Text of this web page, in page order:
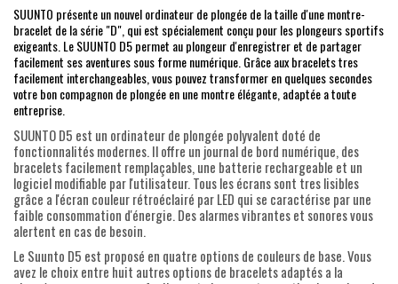
SUUNTO présente un nouvel ordinateur de plongée de la taille d'une montre-
bracelet de la série "D", qui est spécialement conçu pour les plongeurs sportifs
exigeants. Le SUUNTO D5 permet au plongeur d'enregistrer et de partager
facilement ses aventures sous forme numérique. Grâce aux bracelets tres
facilement interchangeables, vous pouvez transformer en quelques secondes
votre bon compagnon de plongée en une montre élégante, adaptée a toute
entreprise.
SUUNTO D5 est un ordinateur de plongée polyvalent doté de
fonctionnalités modernes. Il offre un journal de bord numérique, des
bracelets facilement remplaçables, une batterie rechargeable et un
logiciel modifiable par l'utilisateur. Tous les écrans sont tres lisibles
grâce a l'écran couleur rétroéclairé par LED qui se caractérise par une
faible consommation d'énergie. Des alarmes vibrantes et sonores vous
alertent en cas de besoin.
Le Suunto D5 est proposé en quatre options de couleurs de base. Vous
avez le choix entre huit autres options de bracelets adaptés a la